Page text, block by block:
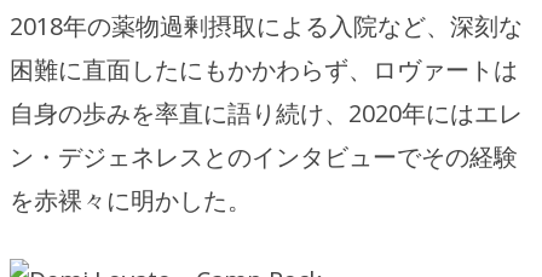
2018年の薬物過剰摂取による入院など、深刻な
困難に直面したにもかかわらず、ロヴァートは
自身の歩みを率直に語り続け、2020年にはエレ
ン・デジェネレスとのインタビューでその経験
を赤裸々に明かした。